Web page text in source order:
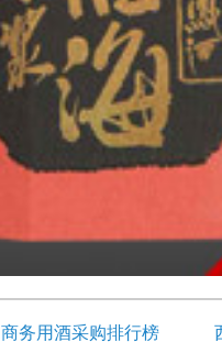
商务用酒采购排行榜